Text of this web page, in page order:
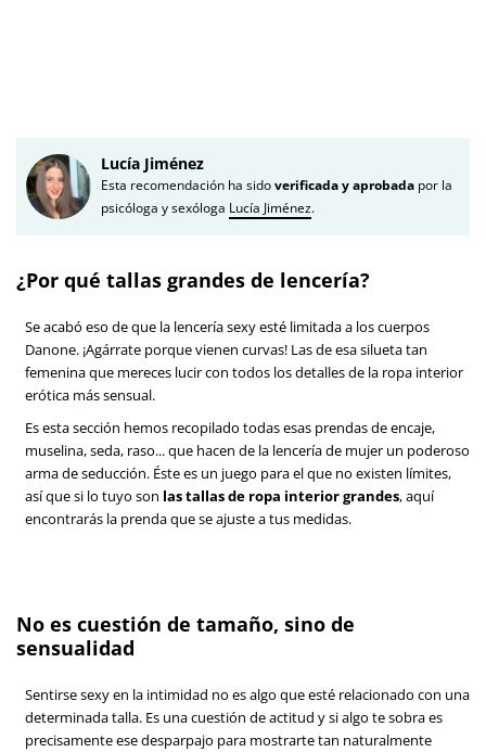
Lucía Jiménez
Esta recomendación ha sidoverificada y aprobada por la
psicóloga y sexóloga Lucía Jiménez.
¿Por qué tallas grandes de lencería?
Se acabó eso de que la lencería sexy esté limitada a los cuerpos
Danone. ¡Agárrate porque vienen curvas! Las de esa silueta tan
femenina que mereces lucir con todos los detalles de la ropa interior
erótica más sensual.
Es esta sección hemos recopilado todas esas prendas de encaje,
muselina, seda, raso... que hacen de la lencería de mujer un poderoso
arma de seducción. Éste es un juego para el que no existen límites,
así que si lo tuyo son las tallas de ropa interior grandes, aquí
encontrarás la prenda que se ajuste a tus medidas.
No es cuestión de tamaño, sino de
sensualidad
Sentirse sexy en la intimidad no es algo que esté relacionado con una
determinada talla. Es una cuestión de actitud y si algo te sobra es
precisamente ese desparpajo para mostrarte tan naturalmente